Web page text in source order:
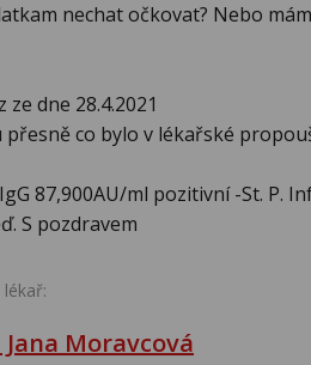
nechat očkovat? Nebo
dne 28.4.2021
přesně co bylo v lékařské
87,900AU/ml pozitivní -St. P.
S pozdravem
Jana Moravcová